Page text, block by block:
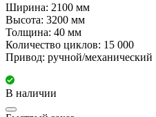
Ширина: 2100 мм
Высота: 3200 мм
Толщина: 40 мм
Количество циклов: 15 000
Привод: ручной/механический
В наличии